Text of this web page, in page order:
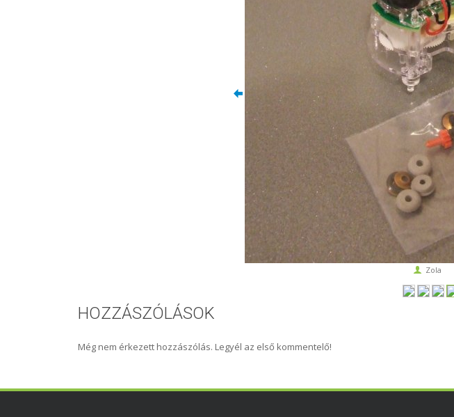
Zola
HOZZÁSZÓLÁSOK
Még nem érkezett hozzászólás. Legyél az első kommentelő!